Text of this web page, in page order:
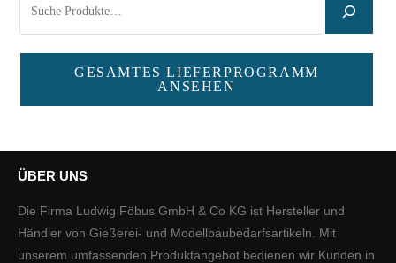
GESAMTES LIEFERPROGRAMM
ANSEHEN
ÜBER UNS
Die Firma Ludwig Föbus GmbH & Co KG ist Hersteller und
Händler von Gießerei- und Modellbaubedarfsartikeln. Mit
unserem umfassenden Produktangebot bedienen wir Kunden in